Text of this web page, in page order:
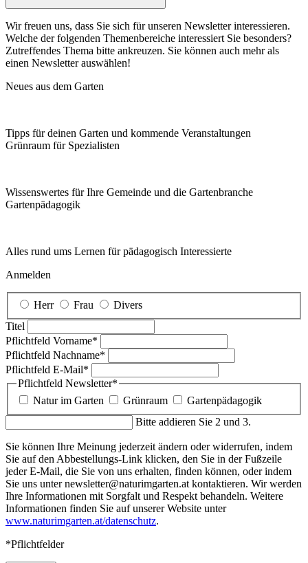
Wir freuen uns, dass Sie sich für unseren Newsletter interessieren.
Welche der folgenden Themenbereiche interessiert Sie besonders?
Zutreffendes Thema bitte ankreuzen. Sie können auch mehr als
einen Newsletter auswählen!
Neues aus dem Garten
Tipps für deinen Garten und kommende Veranstaltungen
Grünraum für Spezialisten
Wissenswertes für Ihre Gemeinde und die Gartenbranche
Garten­pädagogik
Alles rund ums Lernen für pädagogisch Interessierte
Anmelden
Herr Frau
Divers
Titel
Pflichtfeld Vorname*
Pflichtfeld Nachname*
Pflichtfeld E-Mail*
Pflichtfeld Newsletter*
Natur im Garten
Grünraum
Gartenpädagogik
Bitte addieren Sie 2 und 3.
Sie können Ihre Meinung jederzeit ändern oder widerrufen, indem
Sie auf den Abbestellungs-Link klicken, den Sie in der Fußzeile
jeder E-Mail, die Sie von uns erhalten, finden können, oder indem
Sie uns unter newsletter@naturimgarten.at kontaktieren. Wir werden
Ihre Informationen mit Sorgfalt und Respekt behandeln. Weitere
Informationen finden Sie auf unserer Website unter
www.naturimgarten.at/datenschutz.
*Pflichtfelder